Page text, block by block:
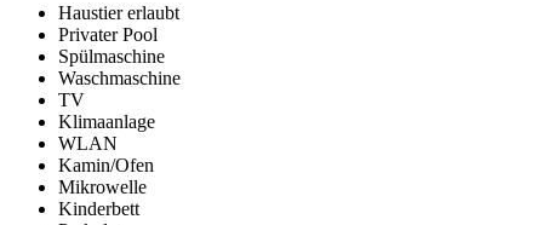
Haustier erlaubt
Privater Pool
Spülmaschine
Waschmaschine
TV
Klimaanlage
WLAN
Kamin/Ofen
Mikrowelle
Kinderbett